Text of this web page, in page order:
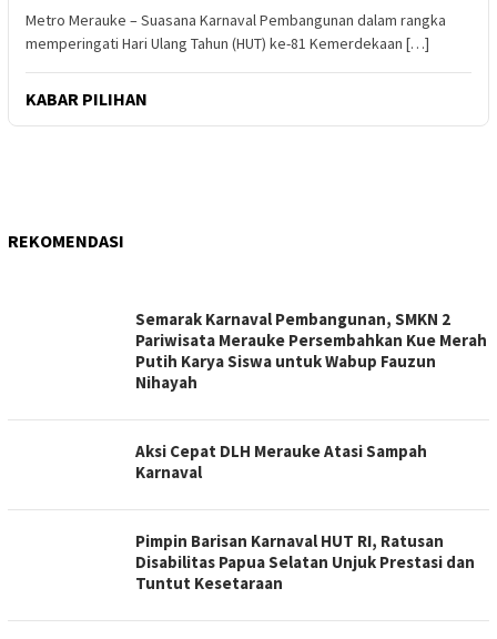
​Metro Merauke – Suasana Karnaval Pembangunan dalam rangka
memperingati Hari Ulang Tahun (HUT) ke-81 Kemerdekaan […]
KABAR PILIHAN
REKOMENDASI
Semarak Karnaval Pembangunan, SMKN 2
Pariwisata Merauke Persembahkan Kue Merah
Putih Karya Siswa untuk Wabup Fauzun
Nihayah
Aksi Cepat DLH Merauke Atasi Sampah
Karnaval
Pimpin Barisan Karnaval HUT RI, Ratusan
Disabilitas Papua Selatan Unjuk Prestasi dan
Tuntut Kesetaraan